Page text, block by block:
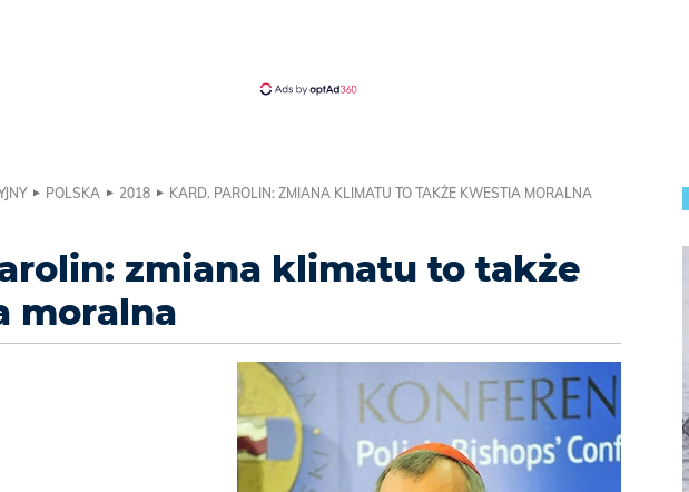
POLSKA 2018 KARD. PAROLIN: ZMIANA KLIMATU TO TAKŻE KWESTIA MORALNA
zmiana klimatu to także
moralna